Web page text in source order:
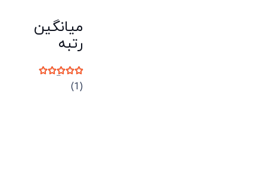
میانگین
رتبه
نمره(1)